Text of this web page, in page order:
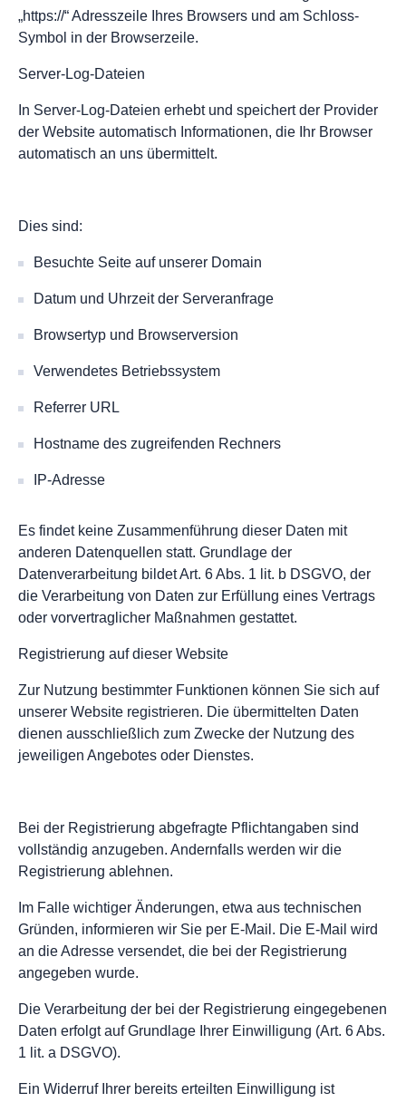
„https://“ Adresszeile Ihres Browsers und am Schloss-
Symbol in der Browserzeile.
Server-Log-Dateien
In Server-Log-Dateien erhebt und speichert der Provider
der Website automatisch Informationen, die Ihr Browser
automatisch an uns übermittelt.
Dies sind:
Besuchte Seite auf unserer Domain
Datum und Uhrzeit der Serveranfrage
Browsertyp und Browserversion
Verwendetes Betriebssystem
Referrer URL
Hostname des zugreifenden Rechners
IP-Adresse
Es findet keine Zusammenführung dieser Daten mit
anderen Datenquellen statt. Grundlage der
Datenverarbeitung bildet Art. 6 Abs. 1 lit. b DSGVO, der
die Verarbeitung von Daten zur Erfüllung eines Vertrags
oder vorvertraglicher Maßnahmen gestattet.
Registrierung auf dieser Website
Zur Nutzung bestimmter Funktionen können Sie sich auf
unserer Website registrieren. Die übermittelten Daten
dienen ausschließlich zum Zwecke der Nutzung des
jeweiligen Angebotes oder Dienstes.
Bei der Registrierung abgefragte Pflichtangaben sind
vollständig anzugeben. Andernfalls werden wir die
Registrierung ablehnen.
Im Falle wichtiger Änderungen, etwa aus technischen
Gründen, informieren wir Sie per E-Mail. Die E-Mail wird
an die Adresse versendet, die bei der Registrierung
angegeben wurde.
Die Verarbeitung der bei der Registrierung eingegebenen
Daten erfolgt auf Grundlage Ihrer Einwilligung (Art. 6 Abs.
1 lit. a DSGVO).
Ein Widerruf Ihrer bereits erteilten Einwilligung ist